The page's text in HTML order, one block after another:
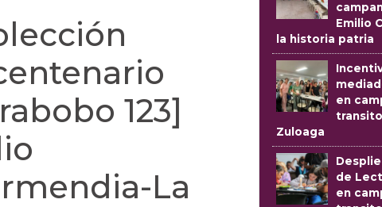
123]
La
Emilio
la historia patria
en
Zuloaga
de
en